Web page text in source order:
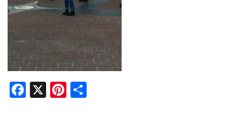
Facebook
X Pinterest